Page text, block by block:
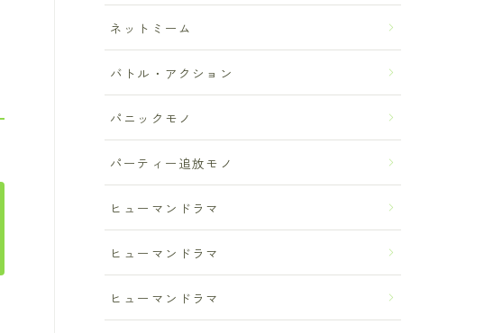
ネットミーム
バトル・アクション
パニックモノ
パーティー追放モノ
ヒューマンドラマ
ヒューマンドラマ
ヒューマンドラマ